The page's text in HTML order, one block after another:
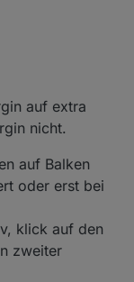
auf extra
nicht.
auf Balken
oder erst bei
klick auf den
zweiter